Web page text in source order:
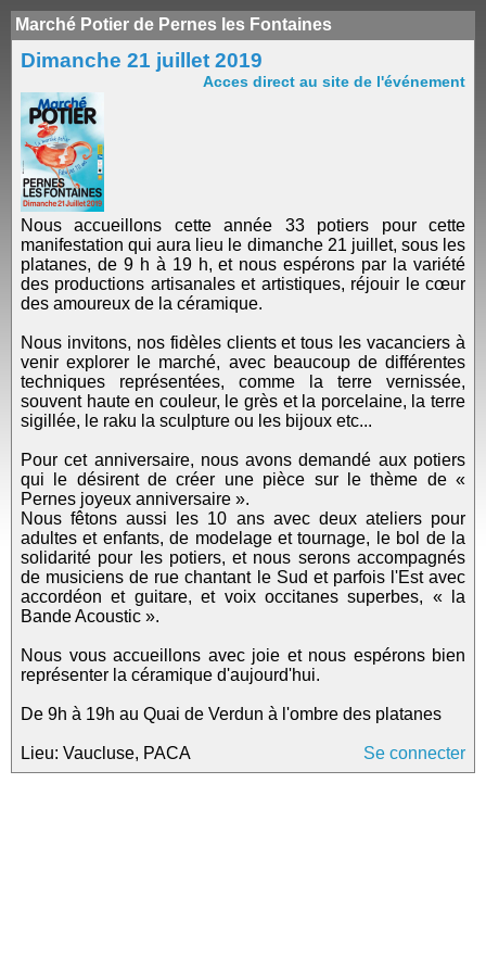
Marché Potier de Pernes les Fontaines
Dimanche 21 juillet 2019
Acces direct au site de l'événement
Nous accueillons cette année 33 potiers pour cette
manifestation qui aura lieu le dimanche 21 juillet, sous les
platanes, de 9 h à 19 h, et nous espérons par la variété
des productions artisanales et artistiques, réjouir le cœur
des amoureux de la céramique.
Nous invitons, nos fidèles clients et tous les vacanciers à
venir explorer le marché, avec beaucoup de différentes
techniques représentées, comme la terre vernissée,
souvent haute en couleur, le grès et la porcelaine, la terre
sigillée, le raku la sculpture ou les bijoux etc...
Pour cet anniversaire, nous avons demandé aux potiers
qui le désirent de créer une pièce sur le thème de «
Pernes joyeux anniversaire ».
Nous fêtons aussi les 10 ans avec deux ateliers pour
adultes et enfants, de modelage et tournage, le bol de la
solidarité pour les potiers, et nous serons accompagnés
de musiciens de rue chantant le Sud et parfois l'Est avec
accordéon et guitare, et voix occitanes superbes, « la
Bande Acoustic ».
Nous vous accueillons avec joie et nous espérons bien
représenter la céramique d'aujourd'hui.
De 9h à 19h au Quai de Verdun à l'ombre des platanes
Lieu: Vaucluse, PACA Se connecter